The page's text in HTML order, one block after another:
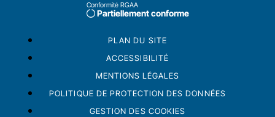
Conformité RGAA
Partiellement conforme
PLAN DU SITE
ACCESSIBILITÉ
MENTIONS LÉGALES
POLITIQUE DE PROTECTION DES DONNÉES
GESTION DES COOKIES